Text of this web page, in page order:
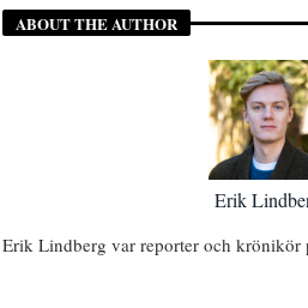
ABOUT THE AUTHOR
Erik
Erik Lindberg var reporter och krönikör